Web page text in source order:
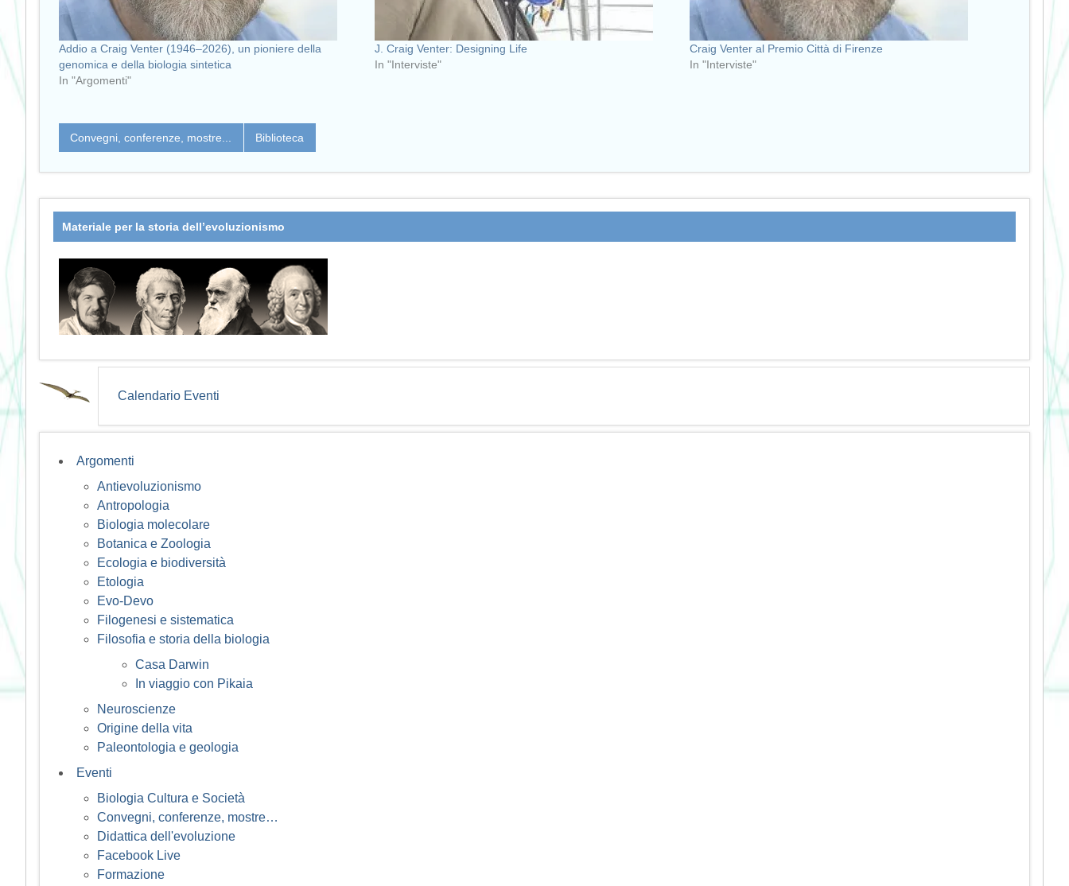
Addio a Craig Venter (1946–2026), un pioniere della
genomica e della biologia sintetica
In "Argomenti"
J. Craig Venter: Designing Life
In "Interviste"
Craig Venter al Premio Città di Firenze
In "Interviste"
Convegni, conferenze, mostre... Biblioteca
Materiale per la storia dell’evoluzionismo
Calendario Eventi
Argomenti
Antievoluzionismo
Antropologia
Biologia molecolare
Botanica e Zoologia
Ecologia e biodiversità
Etologia
Evo-Devo
Filogenesi e sistematica
Filosofia e storia della biologia
Casa Darwin
In viaggio con Pikaia
Neuroscienze
Origine della vita
Paleontologia e geologia
Eventi
Biologia Cultura e Società
Convegni, conferenze, mostre…
Didattica dell'evoluzione
Facebook Live
Formazione